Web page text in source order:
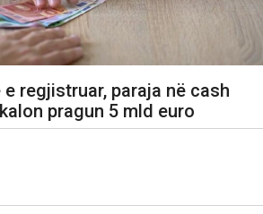
regjistruar, paraja në cash
pragun 5 mld euro